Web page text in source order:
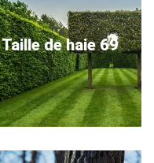
Taille de haie 69